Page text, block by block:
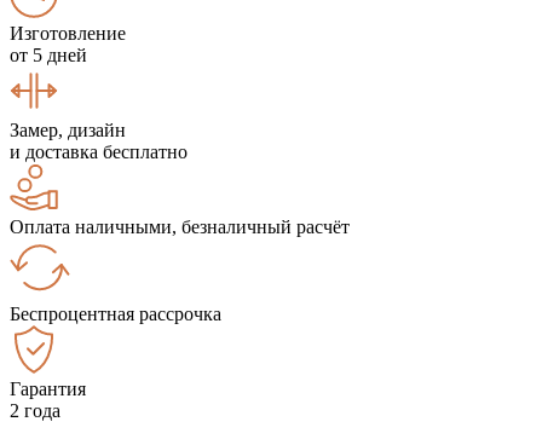
Изготовление
от 5 дней
Замер, дизайн
и доставка бесплатно
Оплата наличными, безналичный расчёт
Беспроцентная рассрочка
Гарантия
2 года